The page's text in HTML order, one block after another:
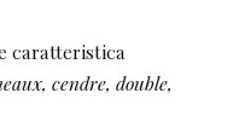
caratteristica
cendre, double,